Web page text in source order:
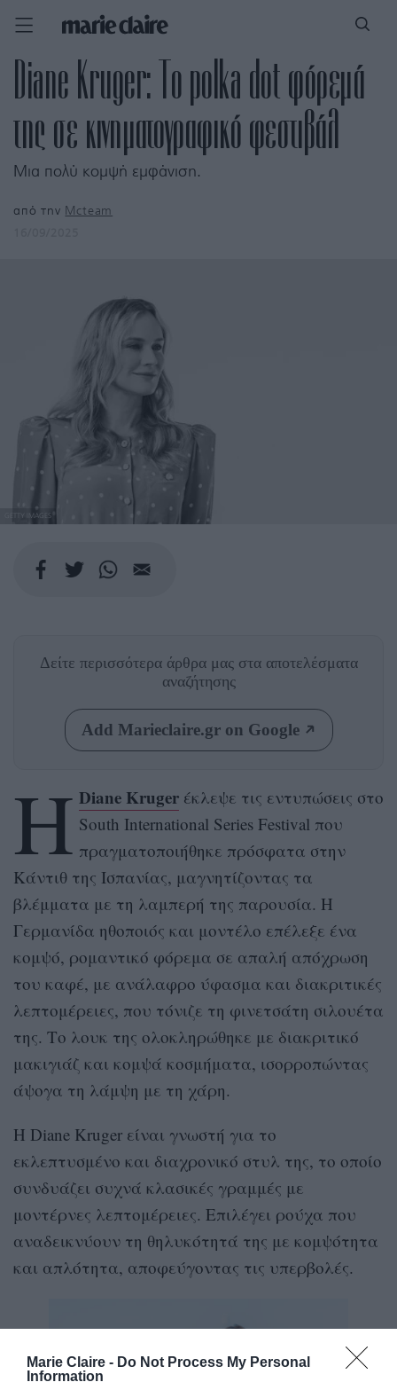
Marie Claire - Do Not Process My Personal
Information
Diane Kruger: Το polka dot φόρεμά
της σε κινηματογραφικό φεστιβάλ
Μια πολύ κομψή εμφάνιση.
από την Mcteam
GETTY IMAGES
Δείτε περισσότερα άρθρα μας στα αποτελέσματα
αναζήτησης
Add Marieclaire.gr on Google
Η Diane Krugerέκλεψε τις εντυπώσεις στο
South International Series Festival που
πραγματοποιήθηκε πρόσφατα στην
Κάντιθ της Ισπανίας, μαγνητίζοντας τα
βλέμματα με τη λαμπερή της παρουσία. Η
Γερμανίδα ηθοποιός και μοντέλο επέλεξε ένα
κομψό, ρομαντικό φόρεμα σε απαλή απόχρωση
του καφέ, με ανάλαφρο ύφασμα και διακριτικές
λεπτομέρειες, που τόνιζε τη φινετσάτη σιλουέτα
της. Το λουκ της ολοκληρώθηκε με διακριτικό
μακιγιάζ και κομψά κοσμήματα, ισορροπώντας
άψογα τη λάμψη με τη χάρη.
Η Diane Kruger είναι γνωστή για το
εκλεπτυσμένο και διαχρονικό στυλ της, το οποίο
συνδυάζει συχνά κλασικές γραμμές με
μοντέρνες λεπτομέρειες. Επιλέγει ρούχα που
αναδεικνύουν τη θηλυκότητά της με κομψότητα
και απλότητα, αποφεύγοντας τις υπερβολές.